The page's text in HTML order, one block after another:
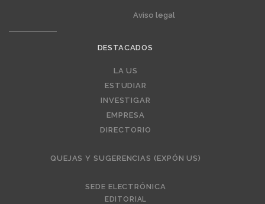
Aviso legal
DESTACADOS
LA US
ESTUDIAR
INVESTIGAR
EMPRESA
DIRECTORIO
QUEJAS Y SUGERENCIAS (EXPÓN US)
SEDE ELECTRÓNICA
EDITORIAL